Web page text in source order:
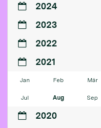
2024
2023
2022
2021
Jan Feb Mär
Jul Aug Sep
2020